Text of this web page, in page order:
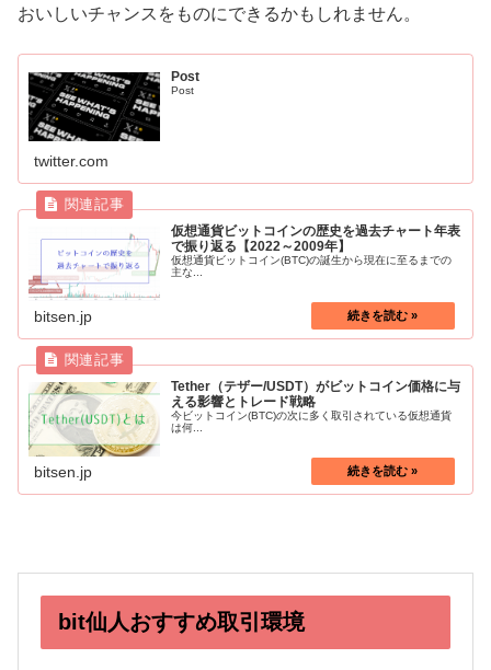
おいしいチャンスをものにできるかもしれません。
Post
Post
twitter.com
仮想通貨ビットコインの歴史を過去チャート年表
で振り返る【2022～2009年】
仮想通貨ビットコイン(BTC)の誕生から現在に至るまでの
主な...
bitsen.jp
Tether（テザー/USDT）がビットコイン価格に与
える影響とトレード戦略
今ビットコイン(BTC)の次に多く取引されている仮想通貨
は何...
bitsen.jp
bit仙人おすすめ取引環境